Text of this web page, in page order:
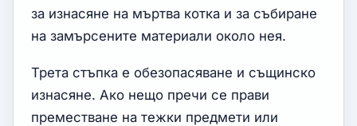
за изнасяне на мъртва котка и за събиране
на замърсените материали около нея.
Трета стъпка е обезопасяване и същинско
изнасяне. Ако нещо пречи се прави
преместване на тежки предмети или